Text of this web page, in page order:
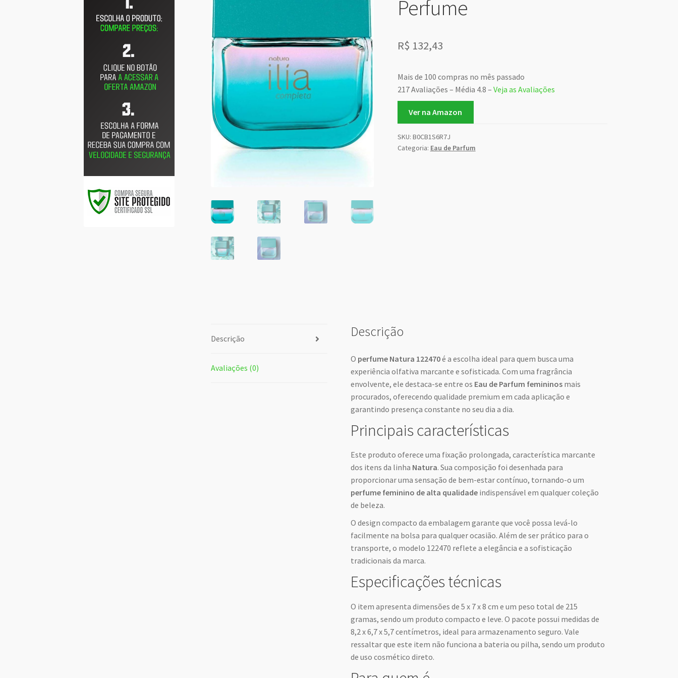
Perfume
R$ 132,43
Mais de 100 compras no mês passado
217 Avaliações – Média 4.8 – Veja as Avaliações
Ver na Amazon
SKU: B0CB1S6R7J
Categoria: Eau de Parfum
Descrição
Avaliações (0)
Descrição
O perfume Natura 122470é a escolha ideal para quem busca uma
experiência olfativa marcante e sofisticada. Com uma fragrância
envolvente, ele destaca-se entre os Eau de Parfum femininos mais
procurados, oferecendo qualidade premium em cada aplicação e
garantindo presença constante no seu dia a dia.
Principais características
Este produto oferece uma fixação prolongada, característica marcante
dos itens da linha Natura. Sua composição foi desenhada para
proporcionar uma sensação de bem-estar contínuo, tornando-o um
perfume feminino de alta qualidade indispensável em qualquer coleção
de beleza.
O design compacto da embalagem garante que você possa levá-lo
facilmente na bolsa para qualquer ocasião. Além de ser prático para o
transporte, o modelo 122470 reflete a elegância e a sofisticação
tradicionais da marca.
Especificações técnicas
O item apresenta dimensões de 5 x 7 x 8 cm e um peso total de 215
gramas, sendo um produto compacto e leve. O pacote possui medidas de
8,2 x 6,7 x 5,7 centímetros, ideal para armazenamento seguro. Vale
ressaltar que este item não funciona a bateria ou pilha, sendo um produto
de uso cosmético direto.